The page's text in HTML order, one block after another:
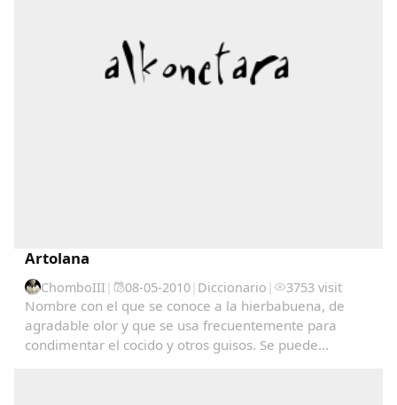
Artolana
ChomboIII | 08-05-2010| Diccionario | 3753 visit
Nombre con el que se conoce a la hierbabuena, de
agradable olor y que se usa frecuentemente para
condimentar el cocido y otros guisos. Se puede
Comparte
Compartir en Facebook